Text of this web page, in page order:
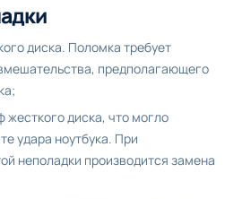
диска. Поломка требует
предполагающего
диска, что могло
удара ноутбука. При
неполадки производится замена